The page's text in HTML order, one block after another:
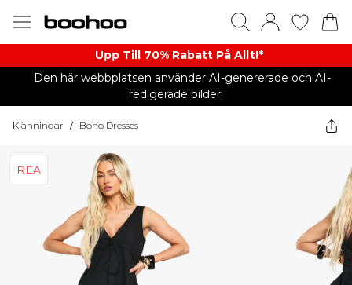
Upp Till 70% Rabatt På Allt!*
Den här webbplatsen använder AI-genererade och AI-
redigerade bilder.
Klänningar / Boho Dresses
REA